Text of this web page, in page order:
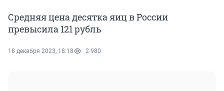
Средняя цена десятка яиц в России
превысила 121 рубль
18 декабря 2023, 18:18 2 980